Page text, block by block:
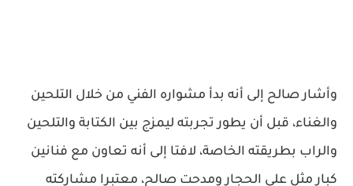
وأشار صالح إلى أنه بدأ مشواره الفني من خلال التلحين
والغناء، قبل أن يطور تجربته ليمزج بين الكتابة والتلحين
والراب بطريقته الخاصة، لافتا إلى أنه تعاون مع فنانين
كبار مثل علي الحجار ومدحت صالح، معتبرا مشاركته